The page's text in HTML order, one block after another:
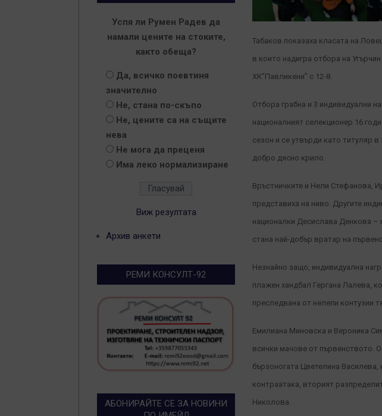
Табаков показаха класата на
в които надигра отбора на
ХК”Павликени” с 12-8.
Отбора грабна и 3 индивидуални
националният селекционер 16
сезон и се утвърди като титуляр
добро дясно крило.
Връстничките и Нели Стефанова,
представиха на ниво. Другите
националки Десислава Денкова –
стана най-добър вратар на
Незнайно защо, индивидуална
плажен хандбал Гергана Лалева,
преследвана от нелепи контузии
Емилиана Миновска и Вероника
всички мачове от първенството.
бързоногата Цветелина
контраатака, вторият
Николова.
Успя ли Румен Радев да
намали цените на стоките,
както обеща?
Да, всичко поевтиня
значително
Не, стана по-скъпо
Не, цените са на същите
нева
Не мога да преценя
Има леко нормализиране
Виж резултата
Архив анкети
РЕМИ КОНСУЛТ-92
АБОНИРАЙТЕ СЕ ЗА НОВИНИ